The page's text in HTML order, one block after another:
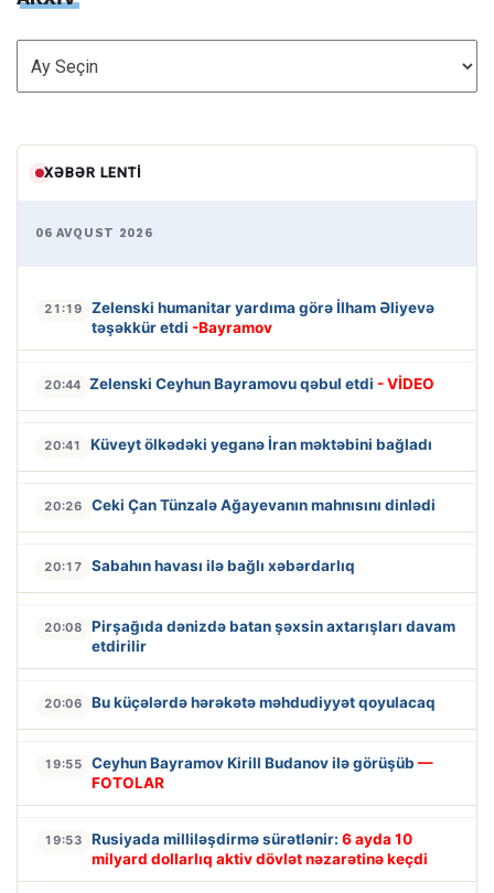
ARXİV
XƏBƏR LENTI
06 AVQUST 2026
21:19
Zelenski humanitar yardıma görə İlham Əliyevə
təşəkkür etdi -Bayramov
20:44 Zelenski Ceyhun Bayramovu qəbul etdi - VİDEO
20:41 Küveyt ölkədəki yeganə İran məktəbini bağladı
20:26 Ceki Çan Tünzalə Ağayevanın mahnısını dinlədi
20:17 Sabahın havası ilə bağlı xəbərdarlıq
20:08
Pirşağıda dənizdə batan şəxsin axtarışları davam
etdirilir
20:06 Bu küçələrdə hərəkətə məhdudiyyət qoyulacaq
19:55 Ceyhun Bayramov Kirill Budanov ilə görüşüb —
FOTOLAR
19:53 Rusiyada milliləşdirmə sürətlənir: 6 ayda 10
milyard dollarlıq aktiv dövlət nəzarətinə keçdi